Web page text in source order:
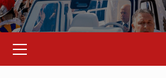
Menu